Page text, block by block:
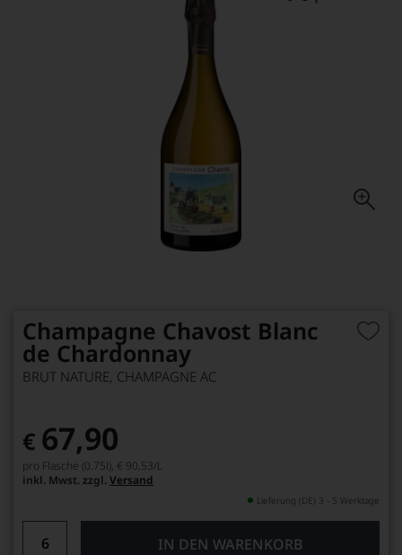
Champagne Chavost Blanc
de Chardonnay
BRUT NATURE, CHAMPAGNE AC
€ 67,90
pro Flasche (0.75l), € 90,53/L
inkl. Mwst. zzgl. Versand
Lieferung (DE) 3 - 5 Werktage
IN DEN WARENKORB